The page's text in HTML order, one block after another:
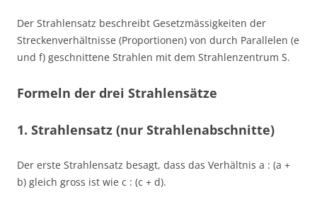
Der Strahlensatz beschreibt Gesetzmässigkeiten der
Streckenverhältnisse (Proportionen) von durch Parallelen (e
und f) geschnittene Strahlen mit dem Strahlenzentrum S.
Formeln der drei Strahlensätze
1. Strahlensatz (nur Strahlenabschnitte)
Der erste Strahlensatz besagt, dass das Verhältnis a : (a +
b) gleich gross ist wie c : (c + d).